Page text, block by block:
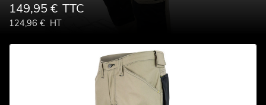
149,95 € TTC
124,96 € HT